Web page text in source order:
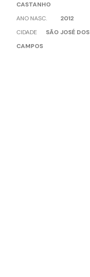
CASTANHO
ANO NASC. 2012
CIDADE SÃO JOSÉ DOS
CAMPOS